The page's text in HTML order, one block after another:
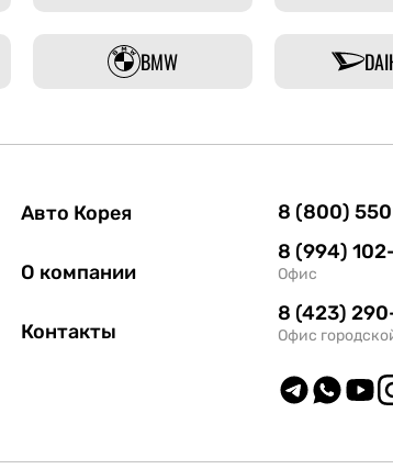
BMW
Авто Корея
О компании
Контакты
8 (800) 550
8 (994)
Офис
8 (423)
Офис